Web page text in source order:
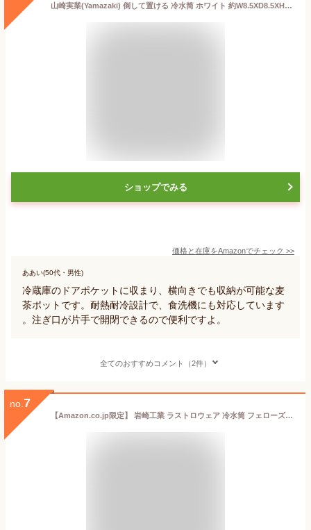
山崎実業(Yamazaki) 倒して置ける 冷水筒 ホワイト 約W8.5XD8.5XH27.5cm タワー tower 食洗機対応 ピッチャー 麦茶ポット 分解して洗える 5724
ショップでみる
価格と在庫をAmazonでチェック >>
ああい(50代・男性)
冷蔵庫のドアポケットに収まり、横向きでも収納が可能な麦
茶ポットです。耐熱耐冷設計で、食洗機にも対応しています
。注ぎ口が片手で開閉できるので便利ですよ。
全てのおすすめコメント（2件）
no. 7
【Amazon.co.jp限定】 岩崎工業 ラストロウェア 冷水筒 フェローズ ハンディープッシュ ピッチャー 2.0L 2個セット ホワイト 持ちやすいハンドル付き 耐熱 ワンプッシュ開閉 広口で洗いやすい 食洗器対応 幅17.7×奥行11×高さ28.1cm K-291WS 日本製